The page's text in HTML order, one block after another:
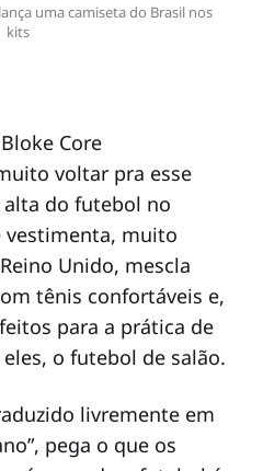
uma camiseta do Brasil nos
kits
Core
voltar pra esse
do futebol no
vestimenta, muito
Unido, mescla
tênis confortáveis e,
para a prática de
o futebol de salão.
livremente em
pega o que os